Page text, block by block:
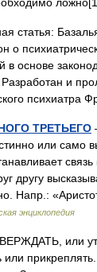
статья:
о
основе
и
психиатра
ТРЕТЬЕГО
или само
другу
Напр.:
энциклопедия
или
или